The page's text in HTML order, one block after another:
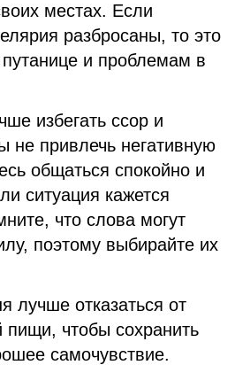
местах. Если
разбросаны, то это
и проблемам в
избегать ссор и
не привлечь негативную
общаться спокойно и
ситуация кажется
что слова могут
поэтому выбирайте их
лучше отказаться от
чтобы сохранить
самочувствие.